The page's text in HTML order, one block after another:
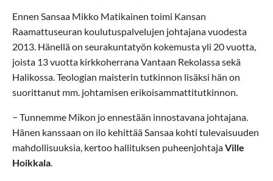
Ennen Sansaa Mikko Matikainen toimi Kansan
Raamattuseuran koulutuspalvelujen johtajana vuodesta
2013. Hänellä on seurakuntatyön kokemusta yli 20 vuotta,
joista 13 vuotta kirkkoherrana Vantaan Rekolassa sekä
Halikossa. Teologian maisterin tutkinnon lisäksi hän on
suorittanut mm. johtamisen erikoisammattitutkinnon.
− Tunnemme Mikon jo ennestään innostavana johtajana.
Hänen kanssaan on ilo kehittää Sansaa kohti tulevaisuuden
mahdollisuuksia, kertoo hallituksen puheenjohtajaVille
Hoikkala.